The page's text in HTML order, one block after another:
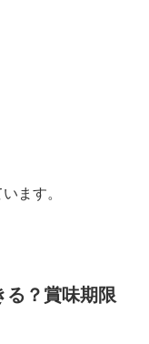
ます。
る？賞味期限